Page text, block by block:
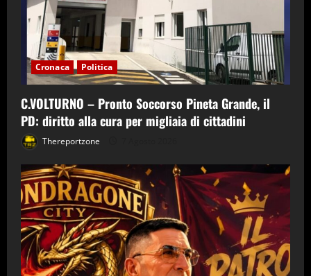
Cronaca Politica
C.VOLTURNO – Pronto Soccorso Pineta Grande, il
PD: diritto alla cura per migliaia di cittadini
Thereportzone